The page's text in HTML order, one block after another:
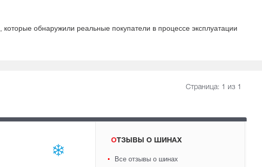
, которые обнаружили реальные покупатели в процессе эксплуатации
Страница: 1 из 1
ОТЗЫВЫ О ШИНАХ
Все отзывы о шинах